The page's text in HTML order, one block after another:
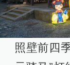
照壁前四